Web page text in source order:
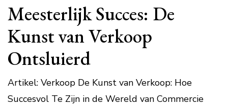
Meesterlijk Succes: De
Kunst van Verkoop
Ontsluierd
Artikel: Verkoop De Kunst van Verkoop: Hoe
Succesvol Te Zijn in de Wereld van Commercie